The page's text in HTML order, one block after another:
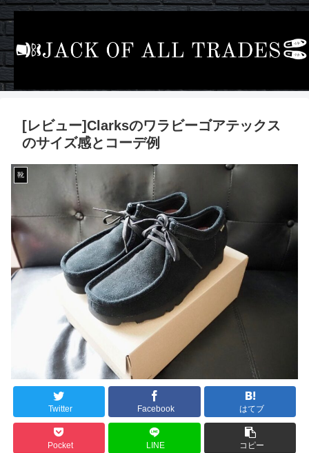
[レビュー]Clarksのワラビーゴアテックス
のサイズ感とコーデ例
靴
Twitter Facebook はてブ
Pocket LINE コピー